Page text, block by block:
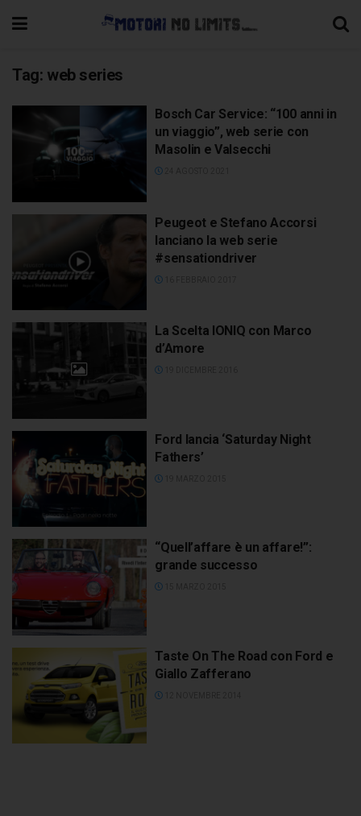
Tag: web series
Bosch Car Service: “100 anni in
un viaggio”, web serie con
Masolin e Valsecchi
Peugeot e Stefano Accorsi
lanciano la web serie
#sensationdriver
La Scelta IONIQ con Marco
d’Amore
Ford lancia ‘Saturday Night
Fathers’
“Quell’affare è un affare!”:
grande successo
Taste On The Road con Ford e
Giallo Zafferano